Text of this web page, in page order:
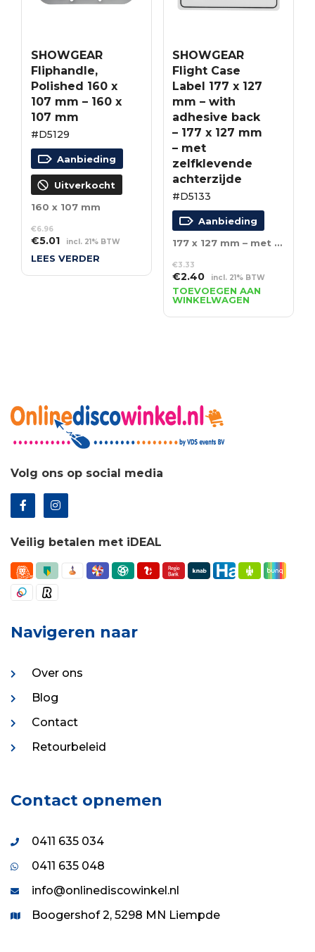
SHOWGEAR
Fliphandle,
Polished 160 x
107 mm – 160 x
107 mm
#D5129
Aanbieding
Uitverkocht
160 x 107 mm
€6.96
Oorspronkelijke
prijs
€6.96.
€5.01Huidige
prijs
€5.01.
incl. 21% BTW
LEES VERDER
SHOWGEAR
Flight Case
Label 177 x 127
mm – with
adhesive back
– 177 x 127 mm
– met
zelfklevende
achterzijde
#D5133
Aanbieding
177 x 127 mm – met zelfklevende achterzijde
€3.33
Oorspronkelijke
prijs
was:
€3.33.
€2.40Huidige
prijs
is:
€2.40.
incl. 21% BTW
TOEVOEGEN AAN
WINKELWAGEN
Volg ons op social media
Veilig betalen met iDEAL
Navigeren naar
Over ons
Blog
Contact
Retourbeleid
Contact opnemen
0411 635 034
0411 635 048
info@onlinediscowinkel.nl
Boogershof 2, 5298 MN Liempde